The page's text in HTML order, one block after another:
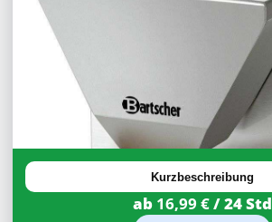
30%
Rabatt Kurzbeschreibung
ab 16,99 €/ 24 Std